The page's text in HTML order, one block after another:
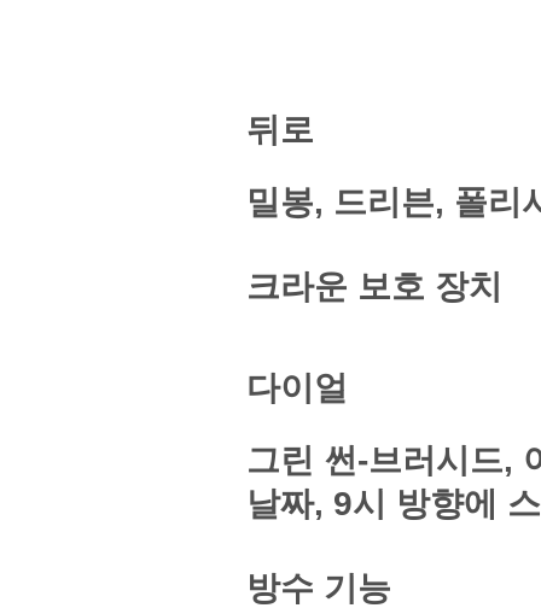
뒤로
밀봉, 드리븐, 폴리
크라운 보호 장치
다이얼
그린 썬-브러시드,
날짜, 9시 방향에
방수 기능